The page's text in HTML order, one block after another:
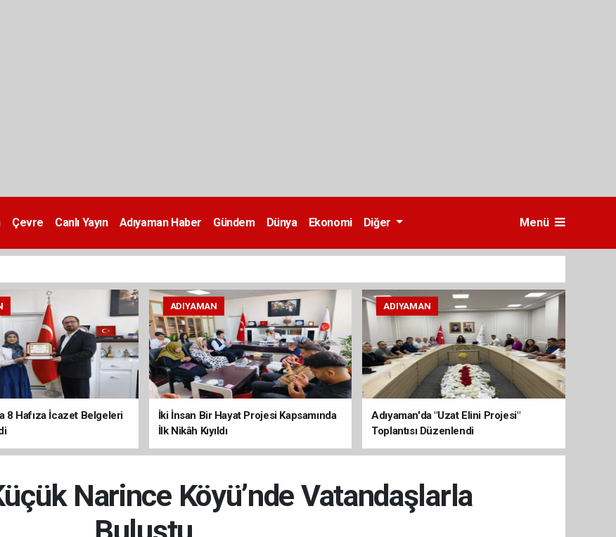
Çevre Canlı Yayın Adıyaman Haber Gündem Dünya Ekonomi Diğer Menü
8 Hafıza İcazet Belgeleri
ADIYAMAN
İki İnsan Bir Hayat Projesi Kapsamında
İlk Nikâh Kıyıldı
ADIYAMAN
Adıyaman'da "Uzat Elini Projesi"
Toplantısı Düzenlendi
Narince Köyü’nde Vatandaşlarla